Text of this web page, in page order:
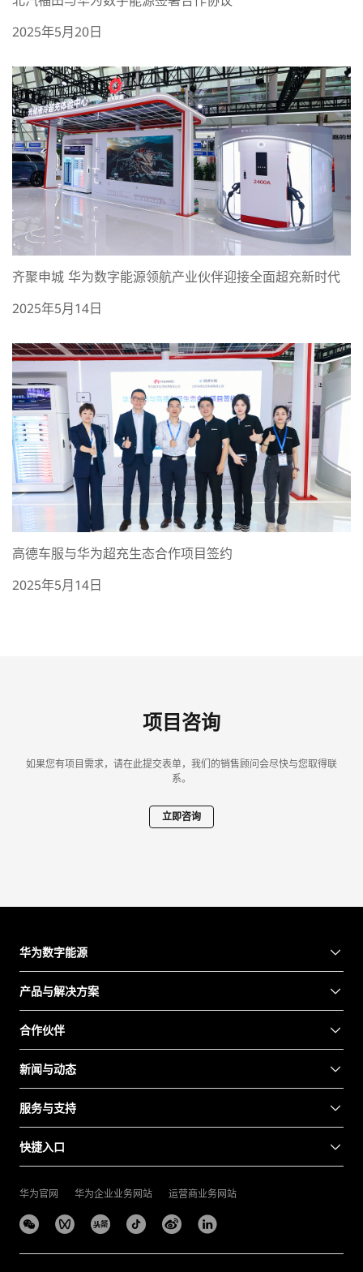
2025年5月20日
齐聚申城 华为数字能源领航产业伙伴迎接全面超充新时代
2025年5月14日
高德车服与华为超充生态合作项目签约
2025年5月14日
项目咨询
如果您有项目需求，请在此提交表单，我们的销售顾问会尽快与您取得联
系。
立即咨询
华为数字能源
产品与解决方案
合作伙伴
新闻与动态
服务与支持
快捷入口
华为官网 华为企业业务网站 运营商业务网站